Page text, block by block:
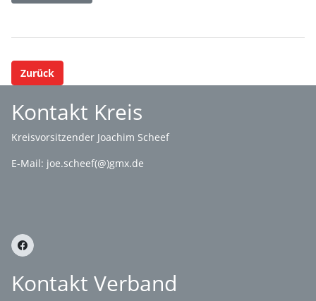
Zurück
Kontakt Kreis
Kreisvorsitzender Joachim Scheef
E-Mail: joe.scheef(@)gmx.de
Kontakt Verband